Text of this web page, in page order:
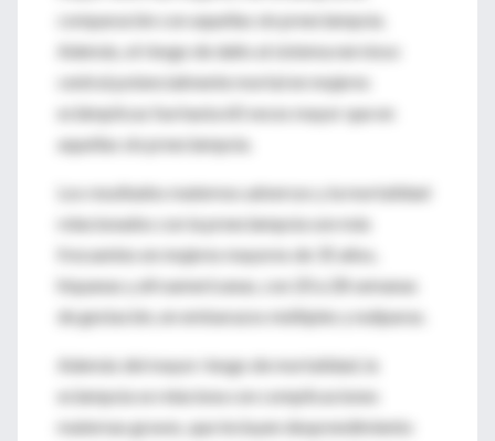
comparación con aquellas sin preeclampsia.
Además, el riesgo de daño al sistema nervioso
central potencialmente mortal en mujeres
eclámpticas fue hasta 60 veces mayor que en
aquellas sin preeclampsia.
Los resultados maternos adversos y la mortalidad
relacionados con la preeclampsia son más
frecuentes en mujeres mayores de 35 años,
hispanas y afroamericanas, con 20 a 28 semanas
de gestación, en embarazos múltiples y nulíparas.
Además del mayor riesgo de mortalidad, la
eclampsia se relaciona con complicaciones
maternas graves, que incluyen desprendimiento